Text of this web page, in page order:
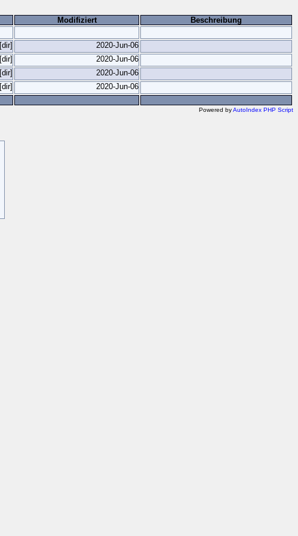
Modifiziert
Beschreibung
[dir]
2020-Jun-06
[dir]
2020-Jun-06
[dir]
2020-Jun-06
[dir] 2020-Jun-06
Powered byAutoIndex PHP Script